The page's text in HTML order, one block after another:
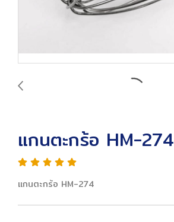
แกนตะกร้อ HM-274
แกนตะกร้อ HM-274